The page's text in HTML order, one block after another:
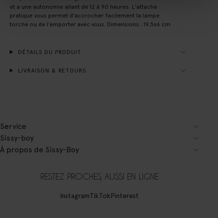
et a une autonomie allant de 12 à 90 heures. L'attache
pratique vous permet d'accrocher facilement la lampe
torche ou de l'emporter avec vous. Dimensions : 19,5x6 cm.
DÉTAILS DU PRODUIT
LIVRAISON & RETOURS
Service
Sissy-boy
À propos de Sissy-Boy
RESTEZ PROCHES, AUSSI EN LIGNE
InstagramTikTokPinterest